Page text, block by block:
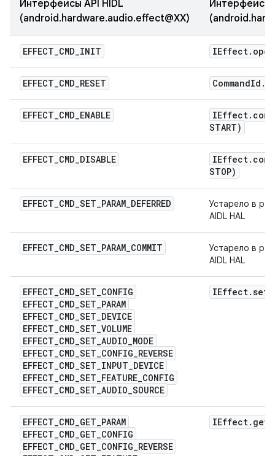
Интерфейсы API HIDL
(android.hardware.audio.effect@XX)
Интерфейсы
EFFECT_CMD_INIT IEffect. open
EFFECT_CMD_RESET CommandId .
EFFECT_CMD_ENABLE IEffect.
START)
EFFECT_CMD_DISABLE IEffect.
STOP)
EFFECT_CMD_SET_PARAM_DEFERRED
Устарело в
AIDL HAL
EFFECT_CMD_SET_PARAM_COMMIT
Устарело в
AIDL HAL
EFFECT_CMD_SET_CONFIG
EFFECT_CMD_SET_PARAM
EFFECT_CMD_SET_DEVICE
EFFECT_CMD_SET_VOLUME
EFFECT_CMD_SET_AUDIO_MODE
EFFECT_CMD_SET_CONFIG_REVERSE
EFFECT_CMD_SET_INPUT_DEVICE
EFFECT_CMD_SET_FEATURE_CONFIG
EFFECT_CMD_SET_AUDIO_SOURCE
IEffect.set
EFFECT_CMD_GET_PARAM
EFFECT_CMD_GET_CONFIG
EFFECT_CMD_GET_CONFIG_REVERSE
IEffect. get